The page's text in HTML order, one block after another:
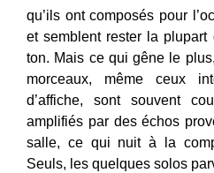
qu’ils ont composés pour
et semblent rester la
ton. Mais ce qui gêne le
morceaux, même ceux
d’affiche, sont souvent
amplifiés par des échos
salle, ce qui nuit à la
Seuls, les quelques solos